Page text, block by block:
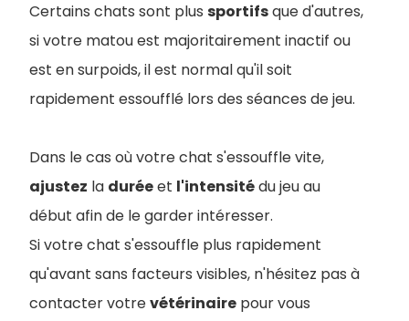
Certains chats sont plus sportifsque d'autres,
si votre matou est majoritairement inactif ou
est en surpoids, il est normal qu'il soit
rapidement essoufflé lors des séances de jeu.
Dans le cas où votre chat s'essouffle vite,
ajustez la duréeet l'intensitédu jeu au
début afin de le garder intéresser.
Si votre chat s'essouffle plus rapidement
qu'avant sans facteurs visibles, n'hésitez pas à
contacter votrevétérinaire pour vous